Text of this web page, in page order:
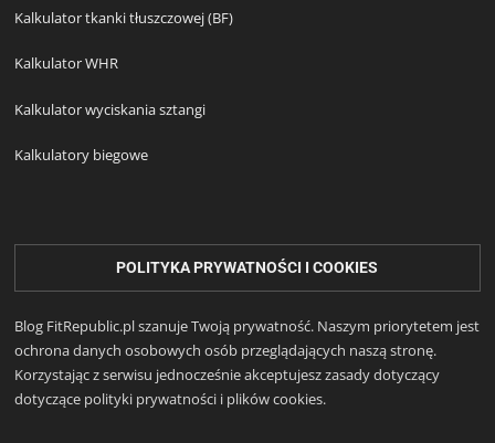
Kalkulator tkanki tłuszczowej (BF)
Kalkulator WHR
Kalkulator wyciskania sztangi
Kalkulatory biegowe
POLITYKA PRYWATNOŚCI I COOKIES
Blog FitRepublic.pl szanuje Twoją prywatność. Naszym priorytetem jest
ochrona danych osobowych osób przeglądających naszą stronę.
Korzystając z serwisu jednocześnie akceptujesz zasady dotyczący
dotyczące polityki prywatności i plików cookies.